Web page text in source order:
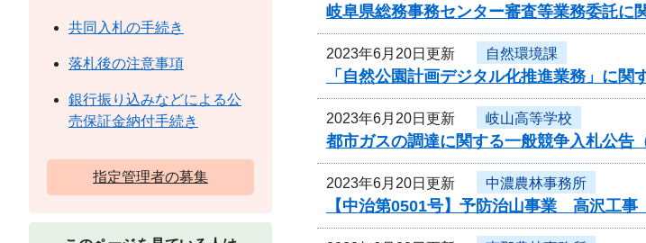
岐阜県総務事務センター審査等業務委託に
2023年6月20日更新 自然環境課
「自然公園計画デジタル化推進業務」に関
2023年6月20日更新 岐山高等学校
都市ガスの調達に関する一般競争入札公告
2023年6月20日更新 中濃農林事務所
【中治第0501号】予防治山事業 高沢工
共同入札の手続き
落札後の注意事項
銀行振り込みなどによる公
売保証金納付手続き
指定管理者の募集